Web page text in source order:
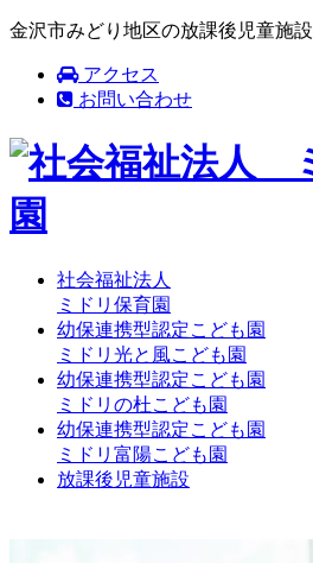
金沢市みどり地区の放課後児童施設
アクセス
お問い合わせ
社会福祉法人
ミドリ保育園
幼保連携型認定こども園
ミドリ光と風こども園
幼保連携型認定こども園
ミドリの杜こども園
幼保連携型認定こども園
ミドリ富陽こども園
放課後児童施設